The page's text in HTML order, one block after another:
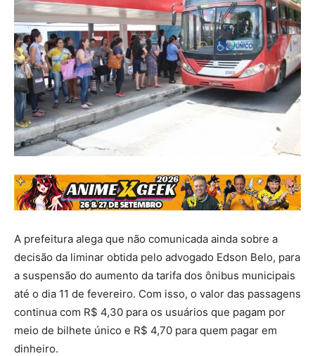
A prefeitura alega que não comunicada ainda sobre a
decisão da liminar obtida pelo advogado Edson Belo, para
a suspensão do aumento da tarifa dos ônibus municipais
até o dia 11 de fevereiro. Com isso, o valor das passagens
continua com R$ 4,30 para os usuários que pagam por
meio de bilhete único e R$ 4,70 para quem pagar em
dinheiro.